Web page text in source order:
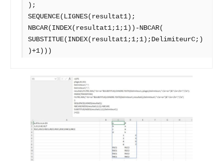
);
SEQUENCE(LIGNES(resultat1);
NBCAR(INDEX(resultat1;1;1))-NBCAR(
SUBSTITUE(INDEX(resultat1;1;1);DelimiteurC;)
)+1)))